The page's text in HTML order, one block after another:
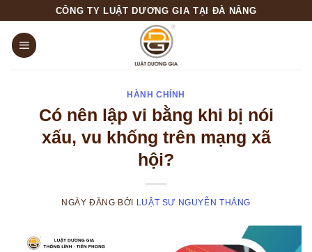
content
CÔNG TY LUẬT DƯƠNG GIA TẠI ĐÀ NẴNG
HÀNH CHÍNH
Có nên lập vi bằng khi bị nói
xấu, vu khống trên mạng xã
hội?
NGÀY ĐĂNG BỞI LUẬT SƯ NGUYỄN THẮNG